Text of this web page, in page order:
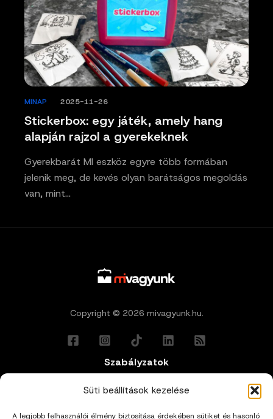
Süti beállítások kezelése
A legjobb felhasználói élmény biztosítása érdekében sütiket és hasonló
Stickerbox: egy játék, amely hang
alapján rajzol a gyerekeknek
MINAP 2025-11-26
Gyerekbarát MI eszköz egyre több formában
jelenik meg, de kevés olyan barátságos megoldás
van, mint…
Copyright © 2026 mivagyunk.hu.
Szabályzatok
Általános Felhasználási Feltételek